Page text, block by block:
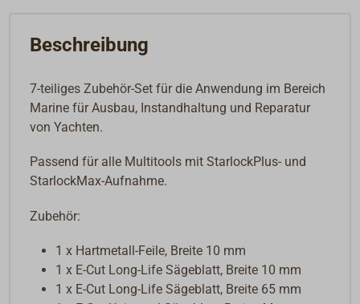
Beschreibung
7-teiliges Zubehör-Set für die Anwendung im Bereich
Marine für Ausbau, Instandhaltung und Reparatur
von Yachten.
Passend für alle Multitools mit StarlockPlus- und
StarlockMax-Aufnahme.
Zubehör:
1 x Hartmetall-Feile, Breite 10 mm
1 x E-Cut Long-Life Sägeblatt, Breite 10 mm
1 x E-Cut Long-Life Sägeblatt, Breite 65 mm